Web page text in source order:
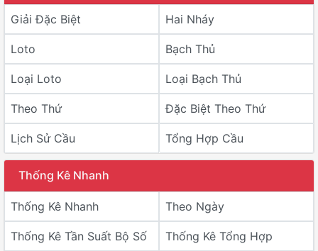
Giải Đặc Biệt Hai Nháy
Loto Bạch Thủ
Loại Loto Loại Bạch Thủ
Theo Thứ Đặc Biệt Theo Thứ
Lịch Sử Cầu Tổng Hợp Cầu
Thống Kê Nhanh
Thống Kê Nhanh Theo Ngày
Thống Kê Tần Suất Bộ Số Thống Kê Tổng Hợp